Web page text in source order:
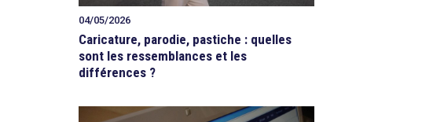
04/05/2026
Caricature, parodie, pastiche : quelles
sont les ressemblances et les
différences ?